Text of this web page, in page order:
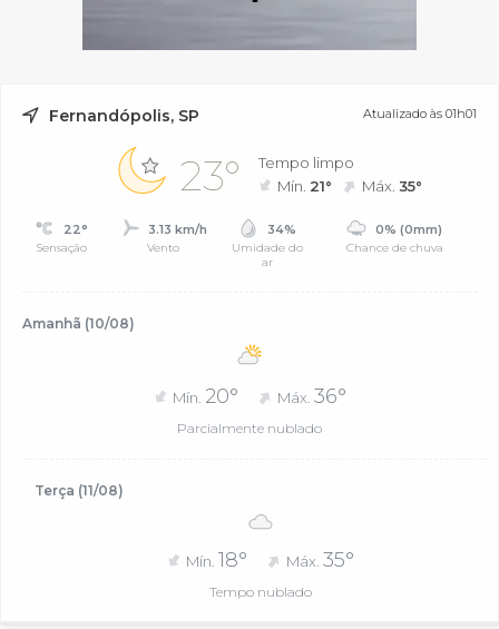
Fernandópolis, SP Atualizado às 01h01
23°
Tempo limpo
Mín. 21° Máx.35°
22°
Sensação
3.13 km/h
Vento
34%
Umidade do
ar
0% (0mm)
Chance de chuva
Amanhã (10/08)
Mín. 20° Máx. 36°
Parcialmente nublado
Terça (11/08)
Mín. 18° Máx.35°
Tempo nublado